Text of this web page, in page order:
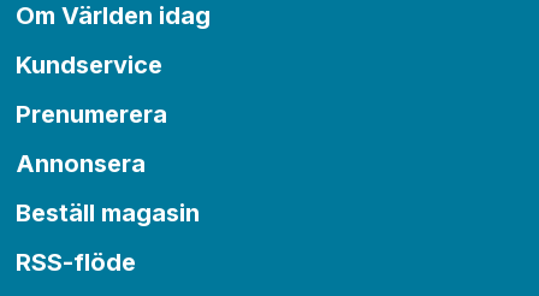
Om Världen idag
Kundservice
Prenumerera
Annonsera
Beställ magasin
RSS-flöde